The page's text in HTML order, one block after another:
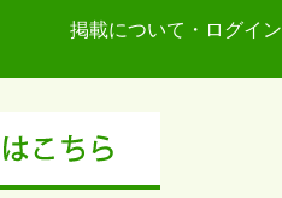
掲載について・ログイン